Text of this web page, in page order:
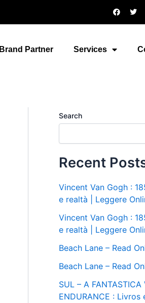
F
a
o
T
w
Brand Partner Services
Search
Recent
Vincent Van Gogh :
e realtà | Leggere
Vincent Van Gogh :
e realtà | Leggere
Beach Lane – Read
Beach Lane – Read
SUL – A FANTASTICA
ENDURANCE : Livros